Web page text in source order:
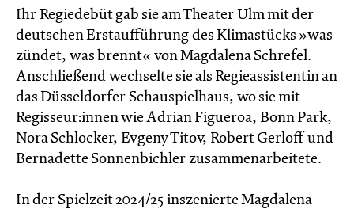
Ihr Regiedebüt gab sie am Theater Ulm mit der
deutschen Erstaufführung des Klimastücks »was
zündet, was brennt« von Magdalena Schrefel.
Anschließend wechselte sie als Regieassistentin an
das Düsseldorfer Schauspielhaus, wo sie mit
Regisseur:innen wie Adrian Figueroa, Bonn Park,
Nora Schlocker, Evgeny Titov, Robert Gerloff und
Bernadette Sonnenbichler zusammenarbeitete.
In der Spielzeit 2024/25 inszenierte Magdalena